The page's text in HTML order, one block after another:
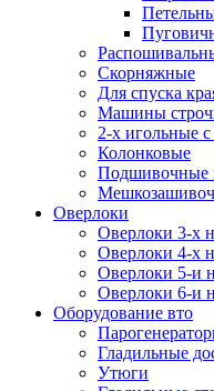
Скорняжные
Для спуска
Машины
2-х игольные
Колонковые
Оверлоки
Оверлоки 3-х
Оверлоки 4-х
Оверлоки 5-и
Оверлоки 6-и
Оборудование вто
Гладильные
Утюги